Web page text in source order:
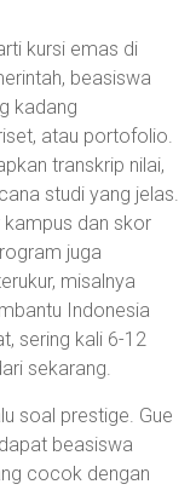
kursi emas di
beasiswa
kadang
atau portofolio.
transkrip nilai,
studi yang jelas.
kampus dan skor
juga
misalnya
Indonesia
sering kali 6-12
sekarang.
soal prestige. Gue
beasiswa
cocok dengan